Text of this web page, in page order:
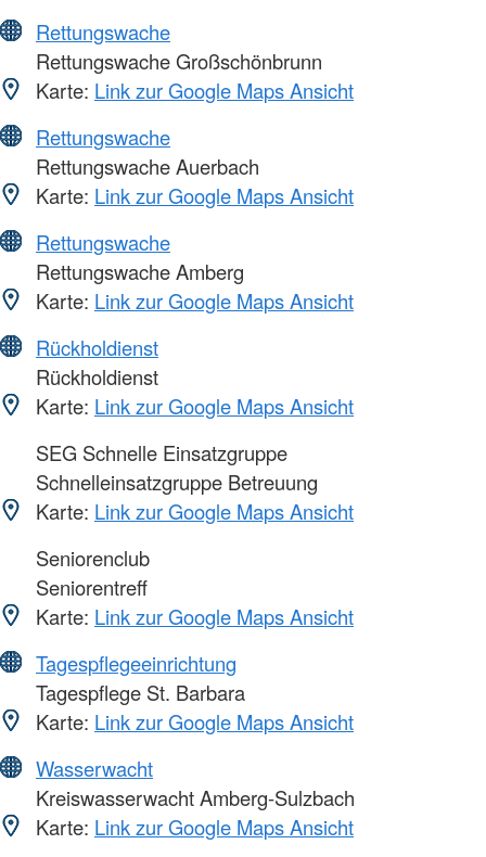
Rettungswache
Rettungswache Großschönbrunn
Karte: Link zur Google Maps Ansicht
Rettungswache
Rettungswache Auerbach
Karte: Link zur Google Maps Ansicht
Rettungswache
Rettungswache Amberg
Karte: Link zur Google Maps Ansicht
Rückholdienst
Rückholdienst
Karte: Link zur Google Maps Ansicht
SEG Schnelle Einsatzgruppe
Schnelleinsatzgruppe Betreuung
Karte: Link zur Google Maps Ansicht
Seniorenclub
Seniorentreff
Karte: Link zur Google Maps Ansicht
Tagespflegeeinrichtung
Tagespflege St. Barbara
Karte: Link zur Google Maps Ansicht
Wasserwacht
Kreiswasserwacht Amberg-Sulzbach
Karte: Link zur Google Maps Ansicht